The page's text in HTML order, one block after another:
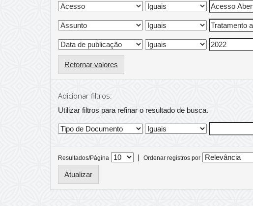
Retornar valores
Adicionar filtros:
Utilizar filtros para refinar o resultado de busca.
Resultados/Página | Ordenar registros por